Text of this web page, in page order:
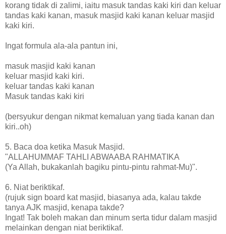
korang tidak di zalimi, iaitu masuk tandas kaki kiri dan keluar
tandas kaki kanan, masuk masjid kaki kanan keluar masjid
kaki kiri.
Ingat formula ala-ala pantun ini,
masuk masjid kaki kanan
keluar masjid kaki kiri.
keluar tandas kaki kanan
Masuk tandas kaki kiri
(bersyukur dengan nikmat kemaluan yang tiada kanan dan
kiri..oh)
5. Baca doa ketika Masuk Masjid.
"ALLAHUMMAF TAHLI ABWAABA RAHMATIKA
(Ya Allah, bukakanlah bagiku pintu-pintu rahmat-Mu)".
6. Niat beriktikaf.
(rujuk sign board kat masjid, biasanya ada, kalau takde
tanya AJK masjid, kenapa takde?
Ingat! Tak boleh makan dan minum serta tidur dalam masjid
melainkan dengan niat beriktikaf.